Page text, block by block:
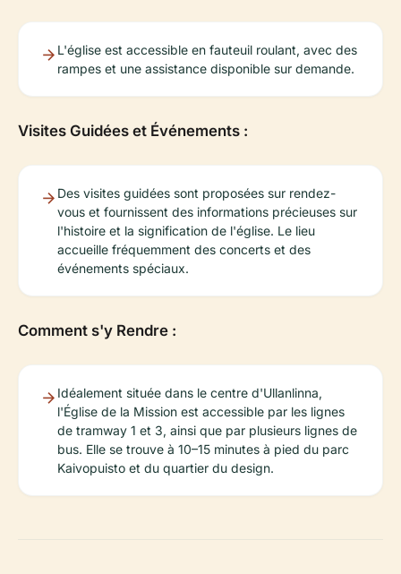
L'église est accessible en fauteuil roulant, avec des
rampes et une assistance disponible sur demande.
Visites Guidées et Événements :
Des visites guidées sont proposées sur rendez-
vous et fournissent des informations précieuses sur
l'histoire et la signification de l'église. Le lieu
accueille fréquemment des concerts et des
événements spéciaux.
Comment s'y Rendre :
Idéalement située dans le centre d'Ullanlinna,
l'Église de la Mission est accessible par les lignes
de tramway 1 et 3, ainsi que par plusieurs lignes de
bus. Elle se trouve à 10–15 minutes à pied du parc
Kaivopuisto et du quartier du design.